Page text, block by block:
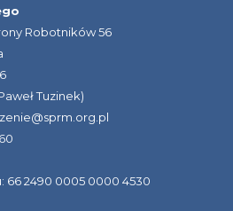
Robotników 56
Tuzinek)
66 2490 0005 0000 4530